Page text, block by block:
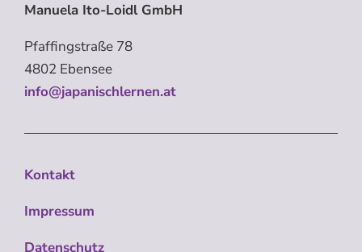
Manuela Ito-Loidl GmbH
Pfaffingstraße 78
4802 Ebensee
info@japanischlernen.at
Kontakt
Impressum
Datenschutz